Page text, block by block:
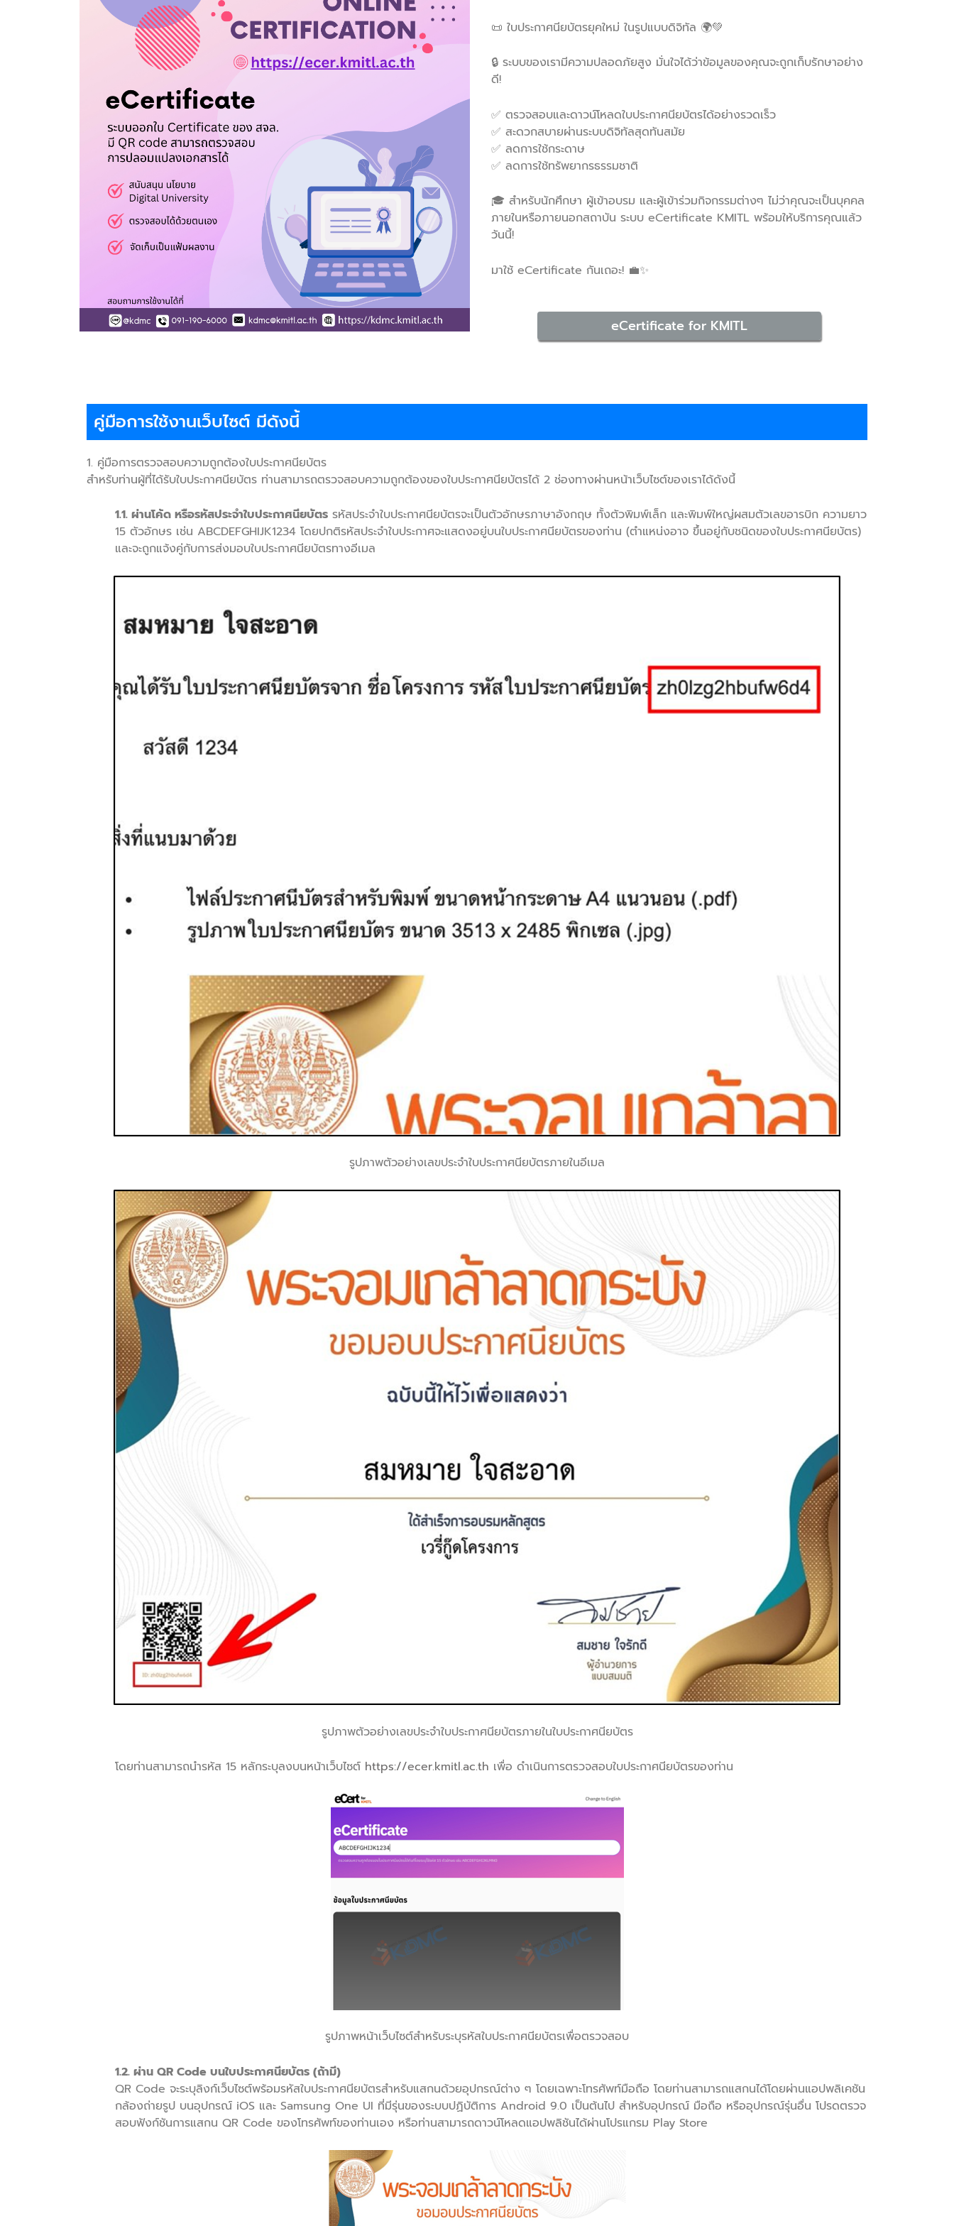
📜 ใบประกาศนียบัตรยุคใหม่ ในรูปแบบดิจิทัล 🌍💚
🔒 ระบบของเรามีความปลอดภัยสูง มั่นใจได้ว่าข้อมูลของคุณจะถูกเก็บรักษาอย่าง
ดี!
✅ ตรวจสอบและดาวน์โหลดใบประกาศนียบัตรได้อย่างรวดเร็ว
✅ สะดวกสบายผ่านระบบดิจิทัลสุดทันสมัย
✅ ลดการใช้กระดาษ
✅ ลดการใช้ทรัพยากรธรรมชาติ
🎓 สำหรับนักศึกษา ผู้เข้าอบรม และผู้เข้าร่วมกิจกรรมต่างๆ ไม่ว่าคุณจะเป็นบุคคล
ภายในหรือภายนอกสถาบัน ระบบ eCertificate KMITL พร้อมให้บริการคุณแล้ว
วันนี้!
มาใช้ eCertificate กันเถอะ! 💼✨
eCertificate for KMITL
คู่มือการใช้งานเว็บไซต์ มีดังนี้
1. คู่มือการตรวจสอบความถูกต้องใบประกาศนียบัตร
สําหรับท่านผู้ที่ได้รับใบประกาศนียบัตร ท่านสามารถตรวจสอบความถูกต้องของใบประกาศนียบัตรได้ 2 ช่องทางผ่านหน้าเว็บไซต์ของเราได้ดังนี้
1.1. ผ่านโค้ด หรือรหัสประจําใบประกาศนียบัตร รหัสประจําใบประกาศนียบัตรจะเป็นตัวอักษรภาษาอังกฤษ ทั้งตัวพิมพ์เล็ก และพิมพ์ใหญ่ผสมตัวเลขอารบิก ความยาว
15 ตัวอักษร เช่น ABCDEFGHIJK1234 โดยปกติรหัสประจําใบประกาศจะแสดงอยู่บนใบประกาศนียบัตรของท่าน (ตําแหน่งอาจ ขึ้นอยู่กับชนิดของใบประกาศนียบัตร)
และจะถูกแจ้งคู่กับการส่งมอบใบประกาศนียบัตรทางอีเมล
รูปภาพตัวอย่างเลขประจําใบประกาศนียบัตรภายในอีเมล
รูปภาพตัวอย่างเลขประจําใบประกาศนียบัตรภายในใบประกาศนียบัตร
โดยท่านสามารถนํารหัส 15 หลักระบุลงบนหน้าเว็บไซต์ https://ecer.kmitl.ac.th เพื่อ ดําเนินการตรวจสอบใบประกาศนียบัตรของท่าน
รูปภาพหน้าเว็บไซต์สําหรับระบุรหัสใบประกาศนียบัตรเพื่อตรวจสอบ
1.2. ผ่าน QR Code บนใบประกาศนียบัตร (ถ้ามี)
QR Code จะระบุลิงก์เว็บไซต์พร้อมรหัสใบประกาศนียบัตรสําหรับแสกนด้วยอุปกรณ์ต่าง ๆ โดยเฉพาะโทรศัพท์มือถือ โดยท่านสามารถแสกนได้โดยผ่านแอปพลิเคชัน
กล้องถ่ายรูป บนอุปกรณ์ iOS และ Samsung One UI ที่มีรุ่นของระบบปฏิบัติการ Android 9.0 เป็นต้นไป สําหรับอุปกรณ์ มือถือ หรืออุปกรณ์รุ่นอื่น โปรดตรวจ
สอบฟังก์ชันการแสกน QR Code ของโทรศัพท์ของท่านเอง หรือท่านสามารถดาวน์โหลดแอปพลิชันได้ผ่านโปรแกรม Play Store